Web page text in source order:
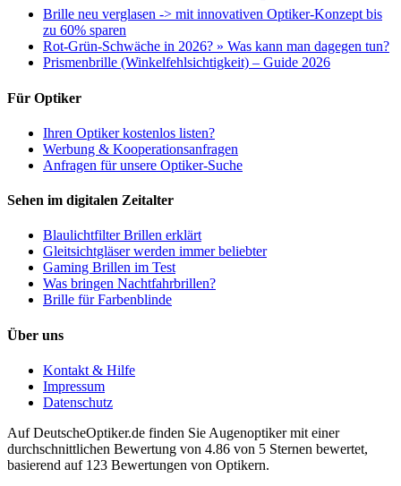
Brille neu verglasen -> mit innovativen Optiker-Konzept bis
zu 60% sparen
Rot-Grün-Schwäche in 2026? » Was kann man dagegen tun?
Prismenbrille (Winkelfehlsichtigkeit) – Guide 2026
Für Optiker
Ihren Optiker kostenlos listen?
Werbung & Kooperationsanfragen
Anfragen für unsere Optiker-Suche
Sehen im digitalen Zeitalter
Blaulichtfilter Brillen erklärt
Gleitsichtgläser werden immer beliebter
Gaming Brillen im Test
Was bringen Nachtfahrbrillen?
Brille für Farbenblinde
Über uns
Kontakt & Hilfe
Impressum
Datenschutz
AufDeutscheOptiker.de finden Sie Augenoptiker mit einer
durchschnittlichen Bewertung von 4.86 von 5 Sternen bewertet,
basierend auf 123 Bewertungen von Optikern.